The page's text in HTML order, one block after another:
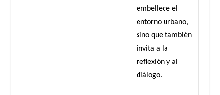
embellece el
entorno urbano,
sino que también
invita a la
reflexión y al
diálogo.